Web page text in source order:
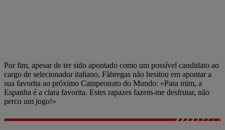
Por fim, apesar de ter sido apontado como um possível candidato ao
cargo de selecionador italiano, Fàbregas não hesitou em apontar a
sua favorita ao próximo Campeonato do Mundo: «Para mim, a
Espanha é a clara favorita. Estes rapazes fazem-me desfrutar, não
perco um jogo!»